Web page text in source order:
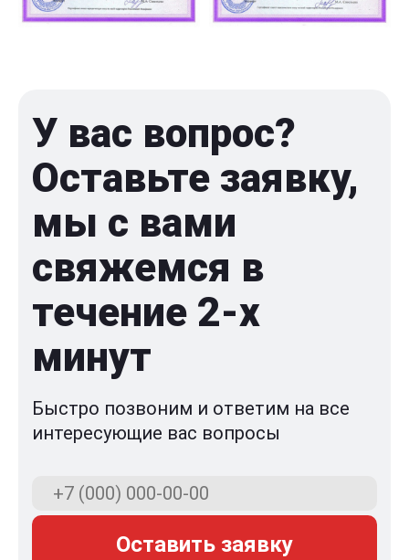
У вас вопрос?
Оставьте заявку,
мы с вами
свяжемся в
течение 2-x
минут
Быстро позвоним и ответим на все
интересующие вас вопросы
Оставить заявку